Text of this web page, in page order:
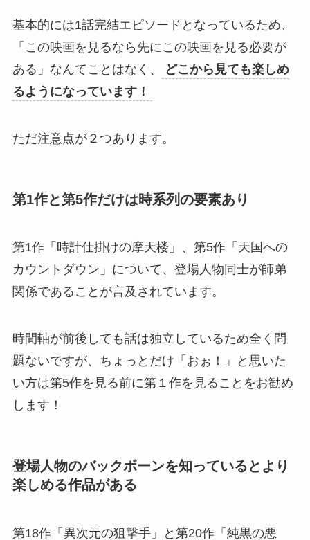
基本的には1話完結エピソードとなっているため、
「この映画を見るなら先にこの映画を見る必要が
ある」なんてことはなく、
どこから見ても楽しめ
るようになっています！
ただ注意点が２つあります。
第1作と第5作だけは時系列の要素あり
第1作「時計仕掛けの摩天楼」、第5作「天国への
カウントダウン」について、登場人物同士が師弟
関係であることが言及されています。
時間軸が前後しても話は独立しているため全く問
題ないですが、ちょっとだけ「おぉ！」と思いた
い方は第5作を見る前に第１作を見ることをお勧め
します！
登場人物のバックボーンを知っているとより
楽しめる作品がある
第18作「異次元の狙撃手」と第20作「純黒の悪